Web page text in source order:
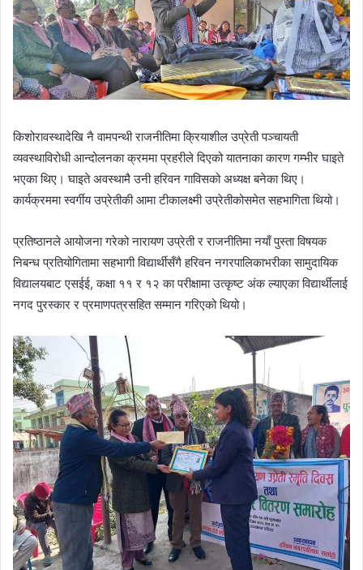
किशोरावस्थादेखि नै वामपन्थी राजनीतिमा क्रियाशील उप्रेती पञ्चायती
व्यवस्थाविरोधी आन्दोलनका क्रममा प्रहरीले दिएको यातनाका कारण गम्भीर घाइते
भएका थिए। घाइते अवस्थामै उनी हरिवन गाविसको अध्यक्ष बनेका थिए।
कार्यक्रममा स्वर्गीय उप्रेतीकी आमा टीकालक्ष्मी उप्रेतीकोसमेत सहभागिता थियो।
प्रतिष्ठानले आयोजना गरेको नारायण उप्रेती र राजनीतिमा नयाँ पुस्ता विषयक
निबन्ध प्रतियोगितामा सहभागी विद्यार्थीसँगै हरिवन नगरपालिकाभरीका सामुदायिक
विद्यालयबाट एसईई, कक्षा ११ र १२ का परीक्षामा उत्कृष्ट अंक ल्याएका विद्यार्थीलाई
नगद पुरस्कार र प्रमाणपत्रसहित सम्मान गरिएको थियो।